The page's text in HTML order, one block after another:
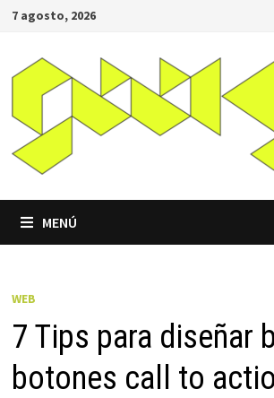
Saltar
contenido
7 agosto, 2026
MENÚ
WEB
7 Tips para diseñar
botones call to